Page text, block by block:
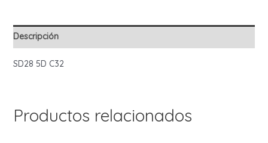
Descripción
SD28 5D C32
Productos relacionados